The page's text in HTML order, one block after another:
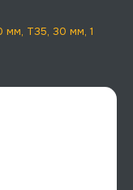
мм, T35, 30 мм, 1